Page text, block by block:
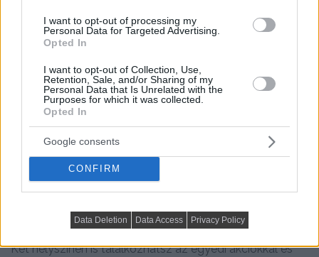
I want to opt-out of processing my
Personal Data for Targeted Advertising.
Opted In
I want to opt-out of Collection, Use,
Retention, Sale, and/or Sharing of my
Personal Data that Is Unrelated with the
Purposes for which it was collected.
Opted In
Google consents
CONFIRM
Data Deletion Data Access Privacy Policy
ad kiváló lehetőséget a 2023....
Otthon Bútorkiállítás hazai és nemzetközi gyártók
részvételével + 30 éves RS Bútor
Két helyszínen is találkozhatsz az egyedi akciókkal és